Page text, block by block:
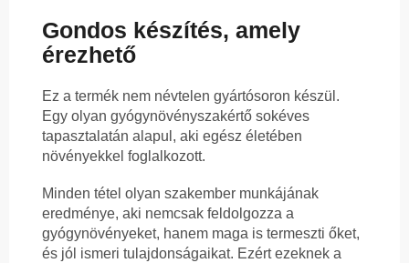
Gondos készítés, amely
érezhető
Ez a termék nem névtelen gyártósoron készül.
Egy olyan gyógynövényszakértő sokéves
tapasztalatán alapul, aki egész életében
növényekkel foglalkozott.
Minden tétel olyan szakember munkájának
eredménye, aki nemcsak feldolgozza a
gyógynövényeket, hanem maga is termeszti őket,
és jól ismeri tulajdonságaikat. Ezért ezeknek a